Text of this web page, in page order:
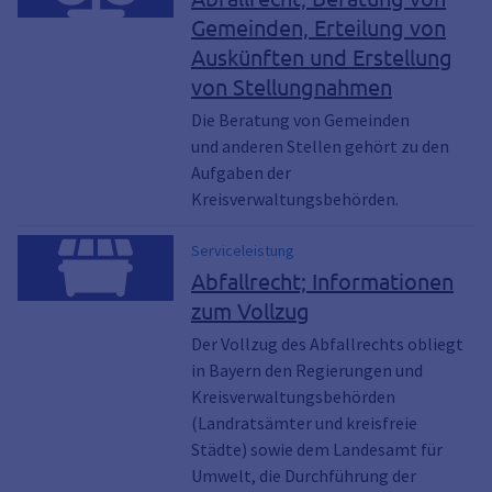
Wertstoffe, Altpapier, Elektroschrot,
Mülltonne, Eigenkompostierung,
Müllgebühren
Gemeinden, Erteilung von
Auskünften und Erstellung
von Stellungnahmen
Die Beratung von Gemeinden
und anderen Stellen gehört zu den
Aufgaben der
Kreisverwaltungsbehörden.
Serviceleistung
Abfallrecht; Informationen
zum Vollzug
Der Vollzug des Abfallrechts obliegt
in Bayern den Regierungen und
Kreisverwaltungsbehörden
(Landratsämter und kreisfreie
Städte) sowie dem Landesamt für
Umwelt, die Durchführung der